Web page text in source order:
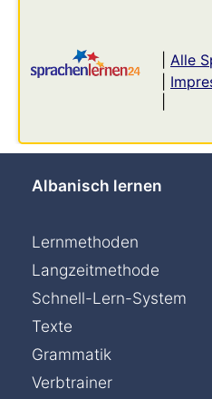
Alle
Albanisch lernen
Lernmethoden
Langzeitmethode
Schnell-Lern-System
Texte
Grammatik
Verbtrainer